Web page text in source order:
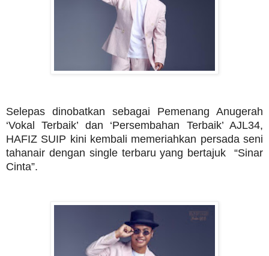
Selepas dinobatkan sebagai Pemenang Anugerah
‘Vokal Terbaik’ dan ‘Persembahan Terbaik’ AJL34,
HAFIZ SUIP kini kembali memeriahkan persada seni
tahanair dengan single terbaru yang bertajuk “Sinar
Cinta”.